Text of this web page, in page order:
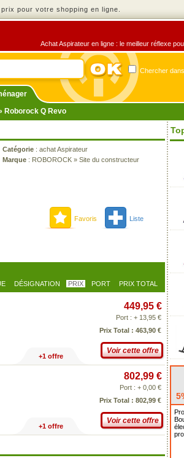
pour votre shopping en ligne.
Achat Aspirateur en ligne : le meilleur réflexe
Chercher
Roborock Q Revo
Catégorie : achat Aspirateur
Marque : ROBOROCK » Site du constructeur
Favoris Liste
DÉSIGNATION PRIX PORT PRIX TOTAL
449,95 €
Port : + 13,95 €
Prix Total : 463,90 €
Voir cette offre
+1 offre
802,99 €
Port : + 0,00 €
Prix Total : 802,99 €
Voir cette offre
+1 offre